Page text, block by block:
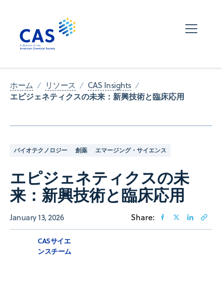
ホーム リソース CAS Insights
エピジェネティクスの未来：新興技術と臨床応用
バイオテクノロジー 創薬 エマージング・サイエンス
エピジェネティクスの未
来：新興技術と臨床応用
January 13, 2026 Share:
CASサイエ
ンスチーム